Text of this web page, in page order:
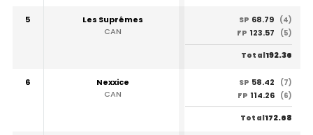
5
Les Suprêmes
CAN
SP 68.79 (4)
FP 123.57 (5)
Total192.36
6
Nexxice
CAN
SP 58.42
(7)
FP 114.26 (6)
Total172.68